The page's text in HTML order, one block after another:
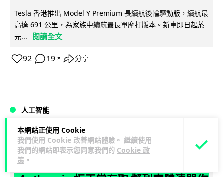
本網站正使用 Cookie
我們使用 Cookie 改善網站體驗。 繼續使用
我們的網站即表示您同意我們的 Cookie 政
策 。
Tesla 香港推出 Model Y Premium 長續航後輪驅動版，續航最
高達 691 公里，為家族中續航最長單摩打版本。新車即日起於
元...
閱讀全文
92 19 ↗ 分享
人工智能
Vin 1 日
據報中國憂美國 AI 變武器 不滿